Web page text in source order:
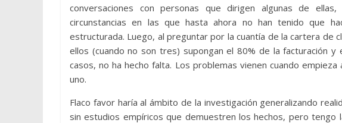
conversaciones con personas que dirigen algunas de
circunstancias en las que hasta ahora no han tenido que
estructurada. Luego, al preguntar por la cuantía de la cartera de
ellos (cuando no son tres) supongan el 80% de la facturación
casos, no ha hecho falta. Los problemas vienen cuando
uno.
Flaco favor haría al ámbito de la investigación generalizando
sin estudios empíricos que demuestren los hechos, pero tengo